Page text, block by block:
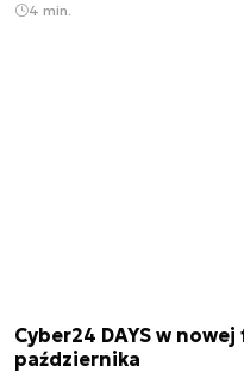
4 min.
Cyber24 DAYS w
października